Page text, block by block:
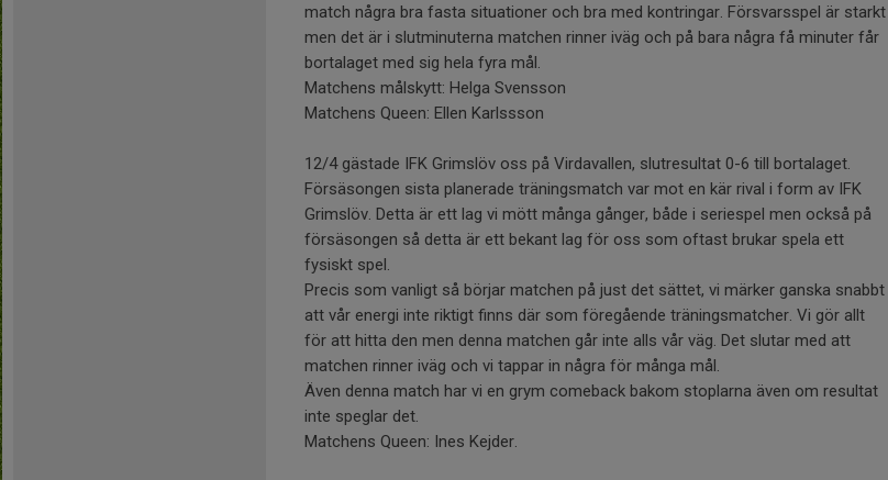
match några bra fasta situationer och bra med kontringar. Försvarsspel är starkt
men det är i slutminuterna matchen rinner iväg och på bara några få minuter får
bortalaget med sig hela fyra mål.
Matchens målskytt: Helga Svensson
Matchens Queen: Ellen Karlssson
12/4 gästade IFK Grimslöv oss på Virdavallen, slutresultat 0-6 till bortalaget.
Försäsongen sista planerade träningsmatch var mot en kär rival i form av IFK
Grimslöv. Detta är ett lag vi mött många gånger, både i seriespel men också på
försäsongen så detta är ett bekant lag för oss som oftast brukar spela ett
fysiskt spel.
Precis som vanligt så börjar matchen på just det sättet, vi märker ganska snabbt
att vår energi inte riktigt finns där som föregående träningsmatcher. Vi gör allt
för att hitta den men denna matchen går inte alls vår väg. Det slutar med att
matchen rinner iväg och vi tappar in några för många mål.
Även denna match har vi en grym comeback bakom stoplarna även om resultat
inte speglar det.
Matchens Queen: Ines Kejder.